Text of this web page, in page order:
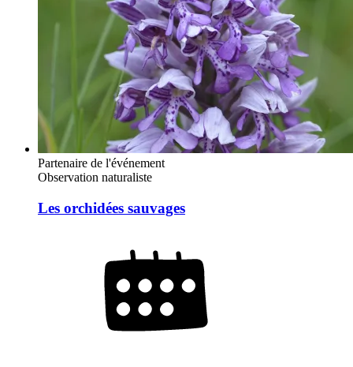
Partenaire de l'événement
Observation naturaliste
Les orchidées sauvages